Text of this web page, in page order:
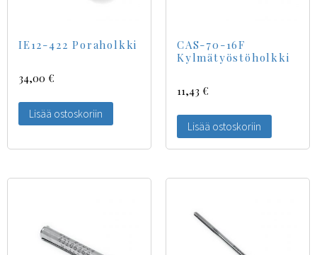
IE12-422 Poraholkki
34,00 €
Lisää ostoskoriin
CAS-70-16F
Kylmätyöstöholkki
11,43 €
Lisää ostoskoriin